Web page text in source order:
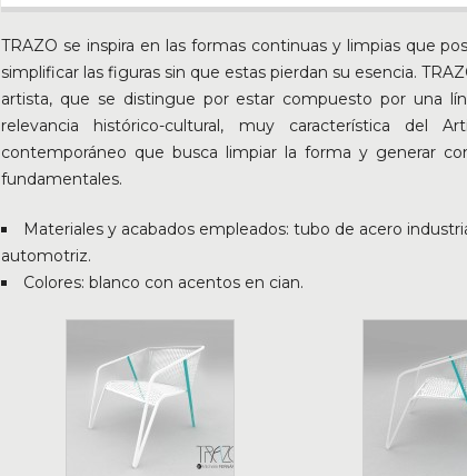
TRAZO se inspira en las formas continuas y limpias que
simplificar las figuras sin que estas pierdan su esencia.
artista, que se distingue por estar compuesto por una
relevancia histórico-cultural, muy característica del
contemporáneo que busca limpiar la forma y generar
fundamentales.
Materiales y acabados empleados: tubo de acero
automotriz.
Colores: blanco con acentos en cian.